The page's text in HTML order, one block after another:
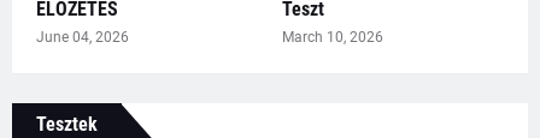
ELŐZETES
June 04, 2026
Teszt
March 10, 2026
Tesztek